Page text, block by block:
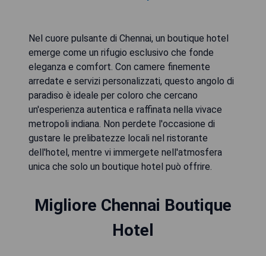
Nel cuore pulsante di Chennai, un boutique hotel
emerge come un rifugio esclusivo che fonde
eleganza e comfort. Con camere finemente
arredate e servizi personalizzati, questo angolo di
paradiso è ideale per coloro che cercano
un'esperienza autentica e raffinata nella vivace
metropoli indiana. Non perdete l'occasione di
gustare le prelibatezze locali nel ristorante
dell'hotel, mentre vi immergete nell'atmosfera
unica che solo un boutique hotel può offrire.
Migliore Chennai Boutique
Hotel